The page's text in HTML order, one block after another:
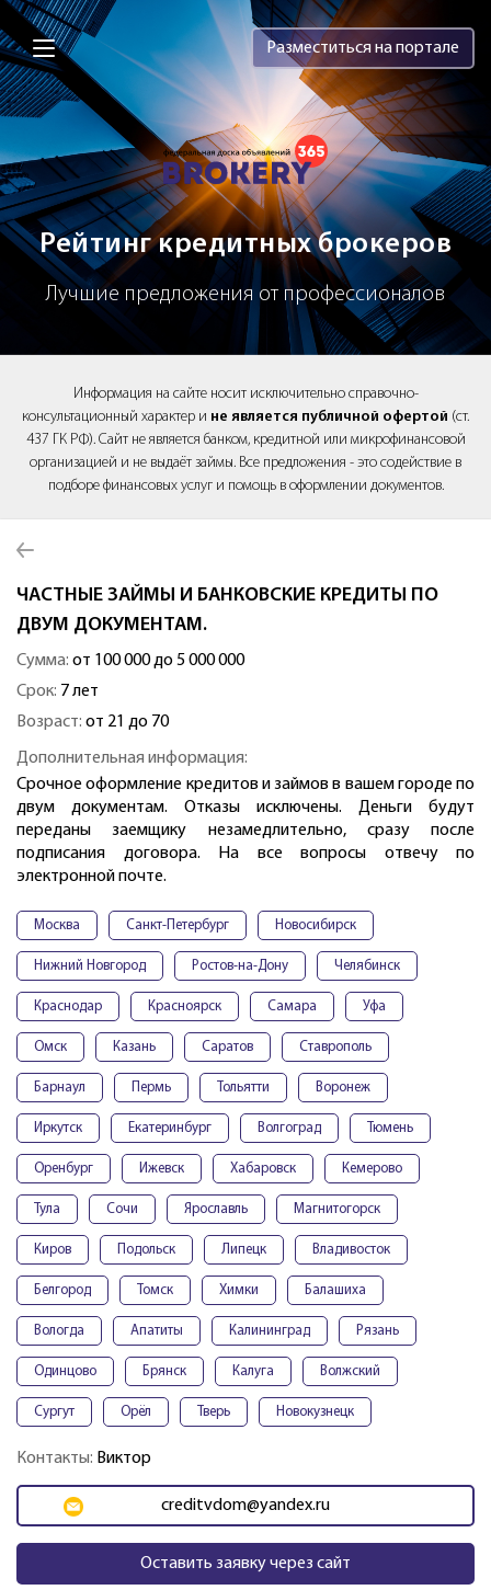
Brokery365 - Рейтинг кредитных
Разместиться на портале
Рейтинг кредитных брокеров
Лучшие предложения от профессионалов
Информация на сайте носит исключительно справочно-
консультационный характер и не является публичной офертой (ст.
437 ГК РФ). Сайт не является банком, кредитной или микрофинансовой
организацией и не выдаёт займы. Все предложения - это содействие в
подборе финансовых услуг и помощь в оформлении документов.
ЧАСТНЫЕ ЗАЙМЫ И БАНКОВСКИЕ КРЕДИТЫ ПО
ДВУМ ДОКУМЕНТАМ.
Сумма: от 100 000 до 5 000 000
Срок: 7 лет
Возраст: от 21 до 70
Дополнительная информация:
Срочное оформление кредитов и займов в вашем городе по
двум документам. Отказы исключены. Деньги будут
переданы заемщику незамедлительно, сразу после
подписания договора. На все вопросы отвечу по
электронной почте.
Москва Санкт-Петербург Новосибирск
Нижний Новгород Ростов-на-Дону Челябинск
Краснодар Красноярск Самара Уфа
Омск Казань Саратов Ставрополь
Барнаул Пермь Тольятти Воронеж
Иркутск Екатеринбург Волгоград Тюмень
Оренбург Ижевск Хабаровск Кемерово
Тула Сочи Ярославль Магнитогорск
Киров Подольск Липецк Владивосток
Белгород Томск Химки Балашиха
Вологда Апатиты Калининград Рязань
Одинцово Брянск Калуга Волжский
Сургут Орёл Тверь Новокузнецк
Контакты: Виктор
creditvdom@yandex.ru
Оставить заявку через сайт